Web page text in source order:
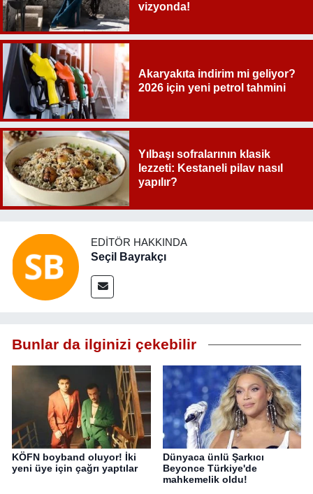
vizyonda!
Akaryakıta indirim mi geliyor?
2026 için yeni petrol tahmini
Yılbaşı sofralarının klasik
lezzeti: Kestaneli pilav nasıl
yapılır?
EDITÖR HAKKINDA
Seçil Bayrakçı
Bunlar da ilginizi çekebilir
KÖFN boyband oluyor! İki
yeni üye için çağrı yaptılar
Dünyaca ünlü Şarkıcı
Beyonce Türkiye'de
mahkemelik oldu!